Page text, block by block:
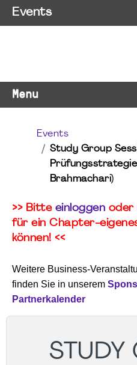
Menu
Events
Study Group
Brahmachari)
>> Bitte einloggen oder
für ein Chapter-
können! <<
Weitere Business-
finden Sie in unserem
Partnerkalender
STUDY
Events